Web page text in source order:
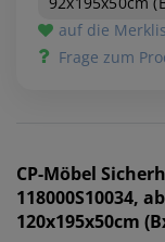
auf die
Frage zum
CP-Möbel
118000S10034,
120x195x50cm